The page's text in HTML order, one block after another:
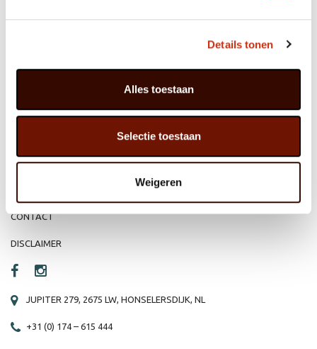
Details tonen
Alles toestaan
Selectie toestaan
Weigeren
HOME
PRODUCTEN
WEBSHOP
NIEUWS
VACATURE
PRIVACY STATEMENT
CONTACT
DISCLAIMER
JUPITER 279, 2675 LW, HONSELERSDIJK, NL
+31 (0) 174 – 615 444